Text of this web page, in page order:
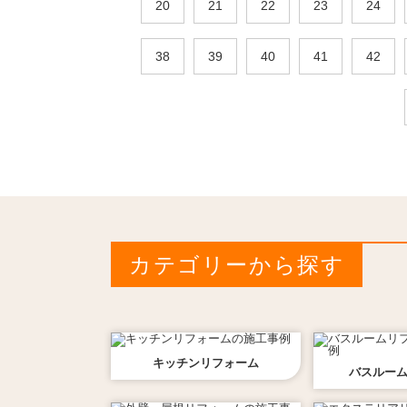
20 21 22 23 24
38 39 40 41 42
カテゴリーから探す
キッチン リフォーム
バスルー